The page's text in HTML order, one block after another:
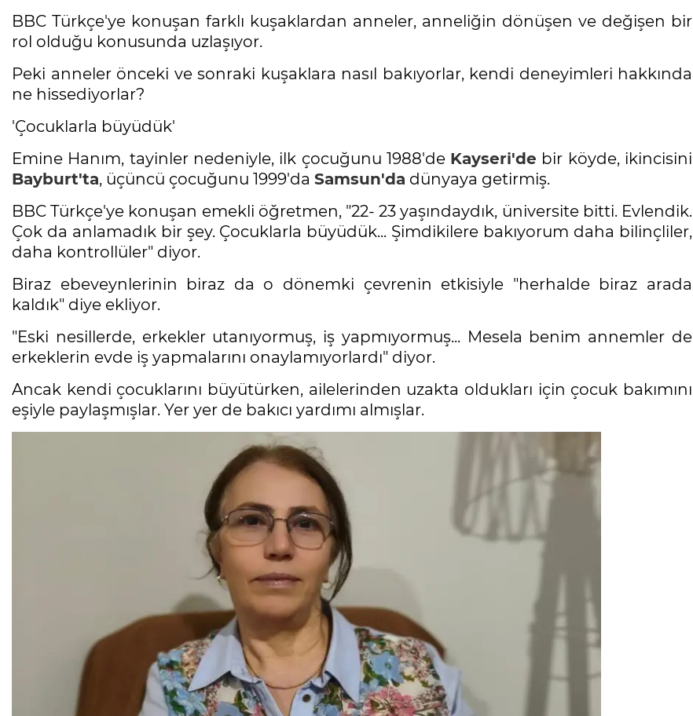
BBC Türkçe'ye konuşan farklı kuşaklardan anneler, anneliğin dönüşen ve değişen bir
rol olduğu konusunda uzlaşıyor.
Peki anneler önceki ve sonraki kuşaklara nasıl bakıyorlar, kendi deneyimleri hakkında
ne hissediyorlar?
'Çocuklarla büyüdük'
Emine Hanım, tayinler nedeniyle, ilk çocuğunu 1988'de Kayseri'de bir köyde, ikincisini
Bayburt'ta, üçüncü çocuğunu 1999'da Samsun'da dünyaya getirmiş.
BBC Türkçe'ye konuşan emekli öğretmen, "22- 23 yaşındaydık, üniversite bitti. Evlendik.
Çok da anlamadık bir şey. Çocuklarla büyüdük... Şimdikilere bakıyorum daha bilinçliler,
daha kontrollüler" diyor.
Biraz ebeveynlerinin biraz da o dönemki çevrenin etkisiyle "herhalde biraz arada
kaldık" diye ekliyor.
"Eski nesillerde, erkekler utanıyormuş, iş yapmıyormuş... Mesela benim annemler de
erkeklerin evde iş yapmalarını onaylamıyorlardı" diyor.
Ancak kendi çocuklarını büyütürken, ailelerinden uzakta oldukları için çocuk bakımını
eşiyle paylaşmışlar. Yer yer de bakıcı yardımı almışlar.